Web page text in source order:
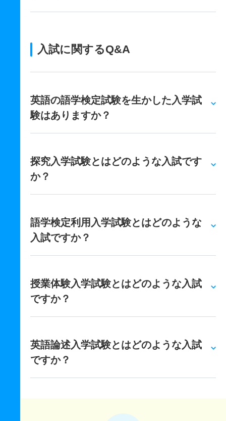
入試に関するQ&A
英語の語学検定試験を生かした入学試
験はありますか？
探究入学試験とはどのような入試です
か？
語学検定利用入学試験とはどのような
入試ですか？
授業体験入学試験とはどのような入試
ですか？
英語論述入学試験とはどのような入試
ですか？